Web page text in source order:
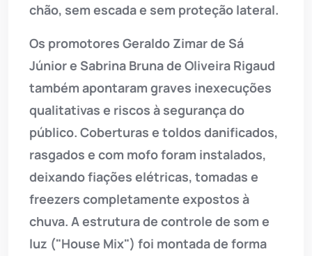
chão, sem escada e sem proteção lateral.
Os promotores Geraldo Zimar de Sá
Júnior e Sabrina Bruna de Oliveira Rigaud
também apontaram graves inexecuções
qualitativas e riscos à segurança do
público. Coberturas e toldos danificados,
rasgados e com mofo foram instalados,
deixando fiações elétricas, tomadas e
freezers completamente expostos à
chuva. A estrutura de controle de som e
luz ("House Mix") foi montada de forma